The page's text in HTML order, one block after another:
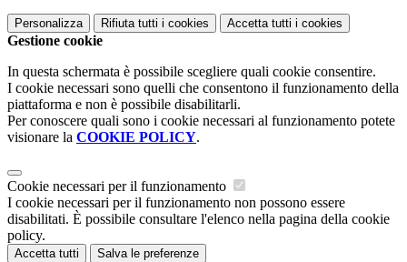
Personalizza Rifiuta tutti i cookies Accetta tutti i cookies
Gestione cookie
In questa schermata è possibile scegliere quali cookie consentire.
I cookie necessari sono quelli che consentono il funzionamento della
piattaforma e non è possibile disabilitarli.
Per conoscere quali sono i cookie necessari al funzionamento potete
visionare la COOKIE POLICY.
Cookie necessari per il funzionamento
I cookie necessari per il funzionamento non possono essere
disabilitati. È possibile consultare l'elenco nella pagina della cookie
policy.
Accetta tutti Salva le preferenze